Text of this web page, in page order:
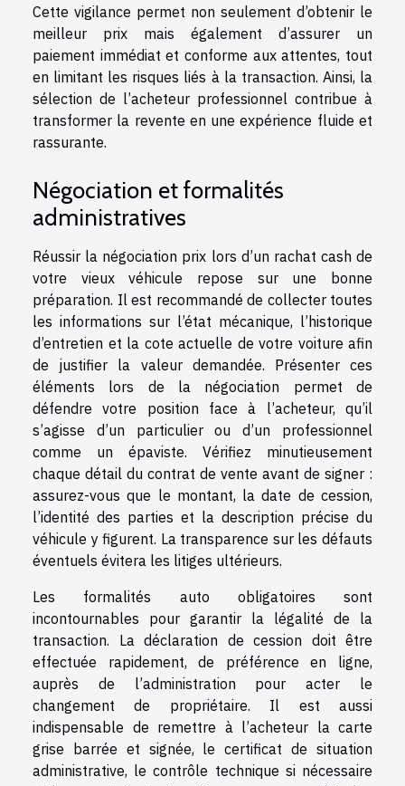
Cette vigilance permet non seulement d’obtenir le
meilleur prix mais également d’assurer un
paiement immédiat et conforme aux attentes, tout
en limitant les risques liés à la transaction. Ainsi, la
sélection de l’acheteur professionnel contribue à
transformer la revente en une expérience fluide et
rassurante.
Négociation et formalités
administratives
Réussir la négociation prix lors d’un rachat cash de
votre vieux véhicule repose sur une bonne
préparation. Il est recommandé de collecter toutes
les informations sur l’état mécanique, l’historique
d’entretien et la cote actuelle de votre voiture afin
de justifier la valeur demandée. Présenter ces
éléments lors de la négociation permet de
défendre votre position face à l’acheteur, qu’il
s’agisse d’un particulier ou d’un professionnel
comme un épaviste. Vérifiez minutieusement
chaque détail du contrat de vente avant de signer :
assurez-vous que le montant, la date de cession,
l’identité des parties et la description précise du
véhicule y figurent. La transparence sur les défauts
éventuels évitera les litiges ultérieurs.
Les formalités auto obligatoires sont
incontournables pour garantir la légalité de la
transaction. La déclaration de cession doit être
effectuée rapidement, de préférence en ligne,
auprès de l’administration pour acter le
changement de propriétaire. Il est aussi
indispensable de remettre à l’acheteur la carte
grise barrée et signée, le certificat de situation
administrative, le contrôle technique si nécessaire